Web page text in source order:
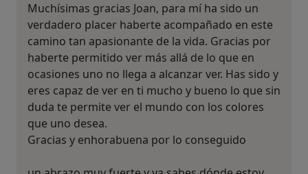
Muchísimas gracias Joan, para mí ha sido un
verdadero placer haberte acompañado en este
camino tan apasionante de la vida. Gracias por
haberte permitido ver más allá de lo que en
ocasiones uno no llega a alcanzar ver. Has sido y
eres capaz de ver en ti mucho y bueno lo que sin
duda te permite ver el mundo con los colores
que uno desea.
Gracias y enhorabuena por lo conseguido